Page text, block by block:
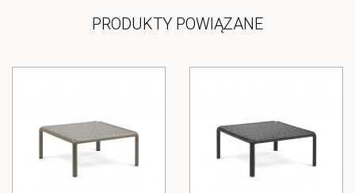
PRODUKTY POWIĄZANE